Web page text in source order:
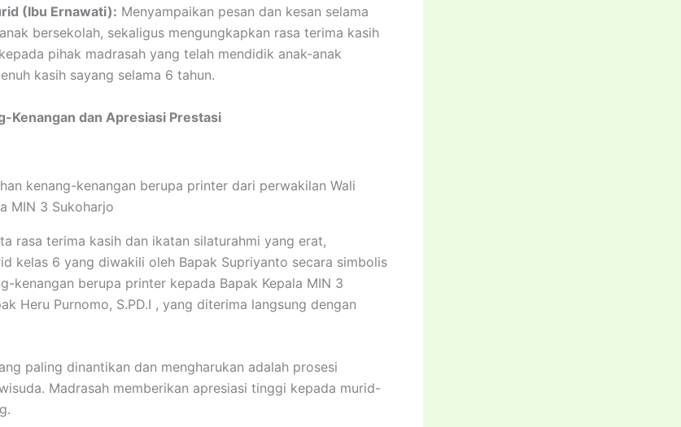
(Ibu Ernawati): Menyampaikan pesan dan kesan selama
bersekolah, sekaligus mengungkapkan rasa terima kasih
pihak madrasah yang telah mendidik anak-anak
kasih sayang selama 6 tahun.
Kenangan dan Apresiasi Prestasi
kenang-kenangan berupa printer dari perwakilan Wali
MIN 3 Sukoharjo
rasa terima kasih dan ikatan silaturahmi yang erat,
kelas 6 yang diwakili oleh Bapak Supriyanto secara simbolis
kenangan berupa printer kepada Bapak Kepala MIN 3
Heru Purnomo, S.PD.I , yang diterima langsung dengan
paling dinantikan dan mengharukan adalah prosesi
Madrasah memberikan apresiasi tinggi kepada murid-